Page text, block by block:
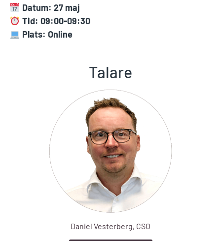
Datum: 27 maj
Tid: 09:00-09:30
Plats: Online
Talare
Daniel Vesterberg, CSO